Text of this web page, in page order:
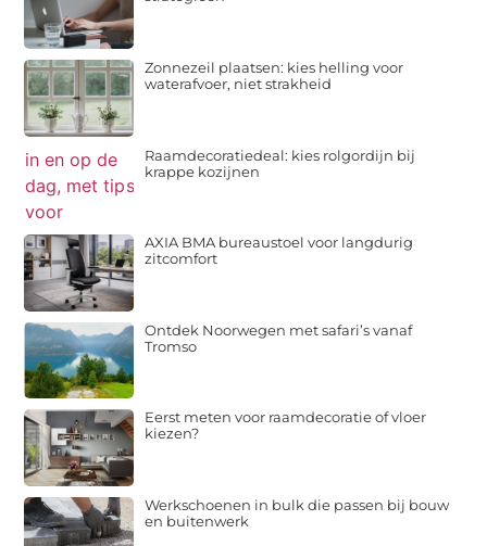
Zonnezeil plaatsen: kies helling voor
waterafvoer, niet strakheid
Raamdecoratiedeal: kies rolgordijn bij
krappe kozijnen
AXIA BMA bureaustoel voor langdurig
zitcomfort
Ontdek Noorwegen met safari’s vanaf
Tromso
Eerst meten voor raamdecoratie of vloer
kiezen?
Werkschoenen in bulk die passen bij bouw
en buitenwerk